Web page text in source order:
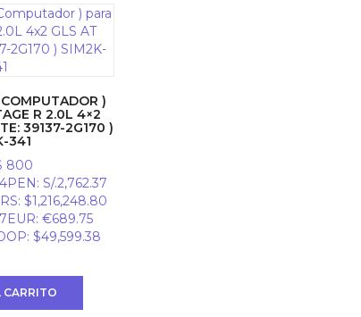
)
R 2.0L 4×2
39137-2G170 )
341
800
PEN: S/.2,762.37
: $1,216,248.80
EUR: €689.75
:$49,599.38
CARRITO